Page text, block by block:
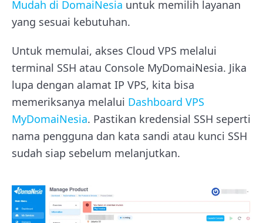
Mudah di DomaiNesia untuk memilih layanan
yang sesuai kebutuhan.
Untuk memulai, akses Cloud VPS melalui
terminal SSH atau Console MyDomaiNesia. Jika
lupa dengan alamat IP VPS, kita bisa
memeriksanya melalui Dashboard VPS
MyDomaiNesia. Pastikan kredensial SSH seperti
nama pengguna dan kata sandi atau kunci SSH
sudah siap sebelum melanjutkan.